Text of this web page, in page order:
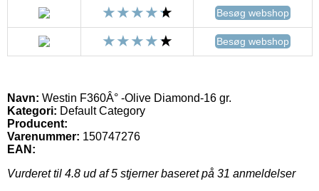
Besøg webshop
Besøg webshop
Navn: Westin F360Â° -Olive Diamond-16 gr.
Kategori: Default Category
Producent:
Varenummer: 150747276
EAN:
Vurderet til 4.8 ud af 5 stjerner baseret på 31 anmeldelser